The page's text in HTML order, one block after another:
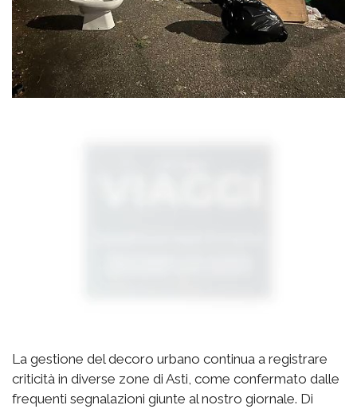
La gestione del decoro urbano continua a registrare
criticità in diverse zone di Asti, come confermato dalle
frequenti segnalazioni giunte al nostro giornale. Di